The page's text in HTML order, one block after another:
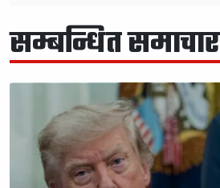
सम्बन्धित समाचार